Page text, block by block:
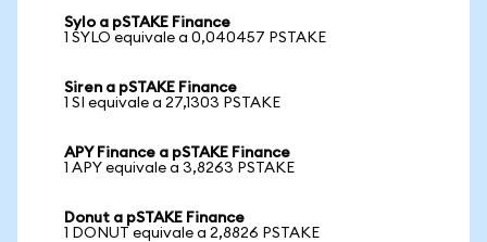
Sylo a pSTAKE Finance
1 SYLO equivale a 0,040457 PSTAKE
Siren a pSTAKE Finance
1 SI equivale a 27,1303 PSTAKE
APY Finance a pSTAKE Finance
1 APY equivale a 3,8263 PSTAKE
Donut a pSTAKE Finance
1 DONUT equivale a 2,8826 PSTAKE